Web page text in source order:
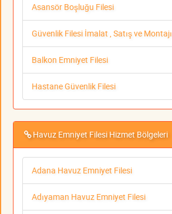
Asansör Boşluğu Filesi
Güvenlik Filesi İmalat , Satış ve Montajı
Balkon Emniyet Filesi
Hastane Güvenlik Filesi
Havuz Emniyet Filesi Hizmet Bölgeleri
Adana Havuz Emniyet Filesi
Adıyaman Havuz Emniyet Filesi